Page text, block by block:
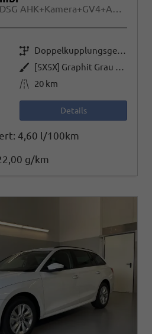
Selection 150PS TDI DSG AHK+Kamera+GV4+ACC+TravelAssist+Sunset+Alu+LightAssist
Getriebe
Doppelkupplungsgetriebe (DSG)
Außenfarbe
[5X5X] Graphit Grau Metallic
Kilometerstand 20 km
Details
4,60 l/100km
g/km